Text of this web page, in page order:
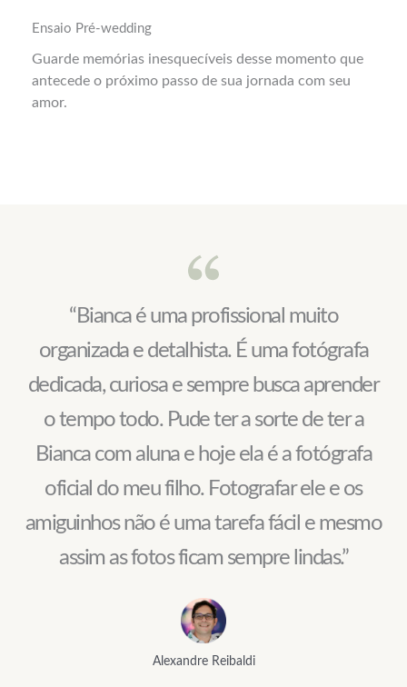
Ensaio Pré-wedding
Guarde memórias inesquecíveis desse momento que
antecede o próximo passo de sua jornada com seu
amor.
“Bianca é uma profissional muito
organizada e detalhista. É uma fotógrafa
dedicada, curiosa e sempre busca aprender
o tempo todo. Pude ter a sorte de ter a
Bianca com aluna e hoje ela é a fotógrafa
oficial do meu filho. Fotografar ele e os
amiguinhos não é uma tarefa fácil e mesmo
assim as fotos ficam sempre lindas.”
Alexandre Reibaldi